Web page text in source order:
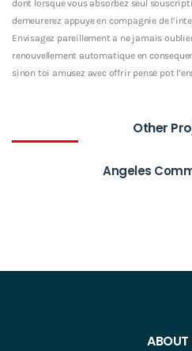
dont lorsque vous absorbez seul
demeurerez appuye en compagnie de
Envisagez pareillement a ne jamais
renouvellement automatique en
sinon toi amusez avec offrir pense pot
Other
Angeles
ABOUT